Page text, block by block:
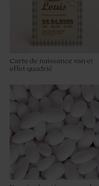
Carte de naissance van et
effet quadrié